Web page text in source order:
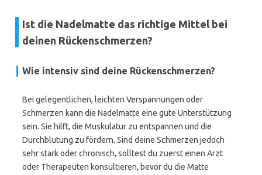
Ist die Nadelmatte das richtige Mittel bei
deinen Rückenschmerzen?
Wie intensiv sind deine Rückenschmerzen?
Bei gelegentlichen, leichten Verspannungen oder
Schmerzen kann die Nadelmatte eine gute Unterstützung
sein. Sie hilft, die Muskulatur zu entspannen und die
Durchblutung zu fördern. Sind deine Schmerzen jedoch
sehr stark oder chronisch, solltest du zuerst einen Arzt
oder Therapeuten konsultieren, bevor du die Matte